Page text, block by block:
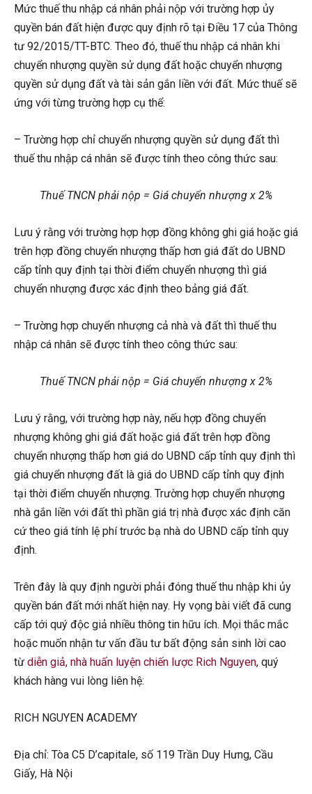
Mức thuế thu nhập cá nhân phải nộp với trường hợp ủy
quyền bán đất hiện được quy định rõ tại Điều 17 của Thông
tư 92/2015/TT-BTC. Theo đó, thuế thu nhập cá nhân khi
chuyển nhượng quyền sử dụng đất hoặc chuyển nhượng
quyền sử dụng đất và tài sản gắn liền với đất. Mức thuế sẽ
ứng với từng trường hợp cụ thể:
– Trường hợp chỉ chuyển nhượng quyền sử dụng đất thì
thuế thu nhập cá nhân sẽ được tính theo công thức sau:
Thuế TNCN phải nộp = Giá chuyển nhượng x 2%
Lưu ý rằng với trường hợp hợp đồng không ghi giá hoặc giá
trên hợp đồng chuyển nhượng thấp hơn giá đất do UBND
cấp tỉnh quy định tại thời điểm chuyển nhượng thì giá
chuyển nhượng được xác định theo bảng giá đất.
– Trường hợp chuyển nhượng cả nhà và đất thì thuế thu
nhập cá nhân sẽ được tính theo công thức sau:
Thuế TNCN phải nộp = Giá chuyển nhượng x 2%
Lưu ý rằng, với trường hợp này, nếu hợp đồng chuyển
nhượng không ghi giá đất hoặc giá đất trên hợp đồng
chuyển nhượng thấp hơn giá do UBND cấp tỉnh quy định thì
giá chuyển nhượng đất là giá do UBND cấp tỉnh quy định
tại thời điểm chuyển nhượng. Trường hợp chuyển nhượng
nhà gắn liền với đất thì phần giá trị nhà được xác định căn
cứ theo giá tính lệ phí trước bạ nhà do UBND cấp tỉnh quy
định.
Trên đây là quy định người phải đóng thuế thu nhập khi ủy
quyền bán đất mới nhất hiện nay. Hy vọng bài viết đã cung
cấp tới quý độc giả nhiều thông tin hữu ích. Mọi thắc mắc
hoặc muốn nhận tư vấn đầu tư bất động sản sinh lời cao
từ diễn giả, nhà huấn luyện chiến lược Rich Nguyen, quý
khách hàng vui lòng liên hệ:
RICH NGUYEN ACADEMY
Địa chỉ: Tòa C5 D’capitale, số 119 Trần Duy Hưng, Cầu
Giấy, Hà Nội